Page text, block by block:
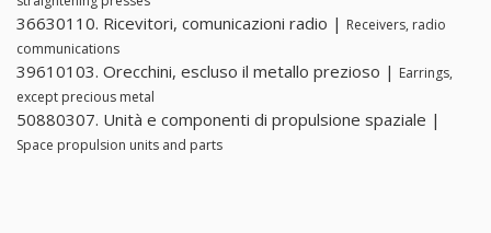
36630110. Ricevitori, comunicazioni radio | Receivers, radio
communications
39610103. Orecchini, escluso il metallo prezioso | Earrings,
except precious metal
50880307. Unità e componenti di propulsione spaziale |
Space propulsion units and parts